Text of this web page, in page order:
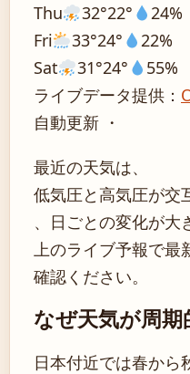
Thu
32°22°
24%
Fri
33°24°
22%
Sat
31°24°
55%
ライブデータ提供：
自動更新 ・
最近の天気は、
低気圧と高気圧が交
、日ごとの変化が大
上のライブ予報で
確認ください。
なぜ天気が周
日本付近では春から